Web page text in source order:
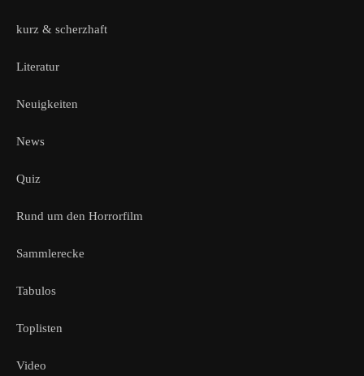
kurz & scherzhaft
Literatur
Neuigkeiten
News
Quiz
Rund um den Horrorfilm
Sammlerecke
Tabulos
Toplisten
Video